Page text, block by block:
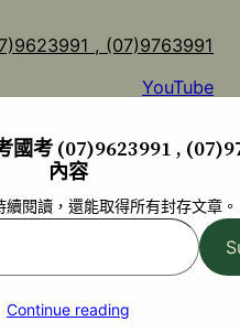
, (07)9763991
YouTube
國考 (07)9623991 ,
內容
續閱讀，還能取得所有封存文章。
Continue reading